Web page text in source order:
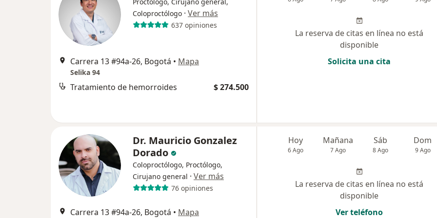
Coloproctólogo · Ver más
637 opiniones
Carrera 13 #94a-26, Bogotá • Mapa
Selika 94
Tratamiento de hemorroides $ 274.500
La reserva de citas en línea no está
disponible
Solicita una cita
Dr. Mauricio Gonzalez
Dorado
Coloproctólogo, Proctólogo,
Cirujano general · Ver más
76 opiniones
Carrera 13 #94a-26, Bogotá • Mapa
Hoy
6 Ago
Mañana
7 Ago
Sáb
8 Ago
Dom
9 Ago
La reserva de citas en línea no está
disponible
Ver teléfono